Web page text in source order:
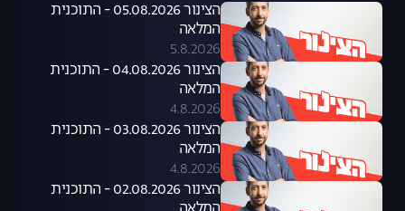
הצינור 05.08.2026 - התוכנית
המלאה
5.8.2026
הצינור 04.08.2026 - התוכנית
המלאה
4.8.2026
הצינור 03.08.2026 - התוכנית
המלאה
4.8.2026
הצינור 02.08.2026 - התוכנית